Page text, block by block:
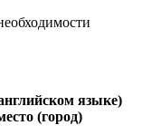
языке)
(город)